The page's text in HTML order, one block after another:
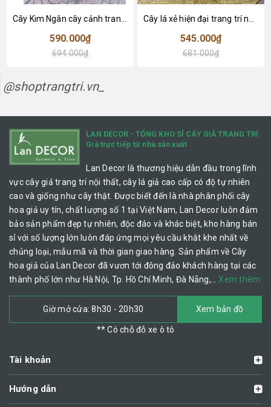
590.000₫
694.000₫
545.000₫
681.000₫
@shoptrangtri.vn_
LAN DECOR - TỔNG KHO SỈ CÂY GIẢ TRANG TRÍ
Giá trực tiếp từ nhà sản xuất
Lan Decor là thương hiệu dẫn đầu trong lĩnh
vực cây giả trang trí nội thất, cây lá giả cao cấp có độ tự nhiên
cao và giống như cây thật. Được biết đến là nhà phân phối cây
hoa giả uy tín, chất lượng số 1 tại Việt Nam, Lan Decor luôn đảm
bảo sản phẩm đẹp tự nhiên, độc đáo và khác biệt, kho hàng bán
sỉ với số lượng lớn luôn đáp ứng mọi yêu cầu khắt khe nhất về
chủng loại, mẫu mã và thời gian giao hàng. Sản phẩm về Cây
hoa giả của Lan Decor đã vươn tới đông đảo khách hàng tại các
thành phố lớn như Hà Nội, Tp. Hồ Chí Minh, Đà Nẵng,…Xem thêm
Giờ mở cửa: 8h30 - 20h30 Xem bản đồ
** Có chỗ đỗ xe ô tô
Tài khoản
Hướng dẫn